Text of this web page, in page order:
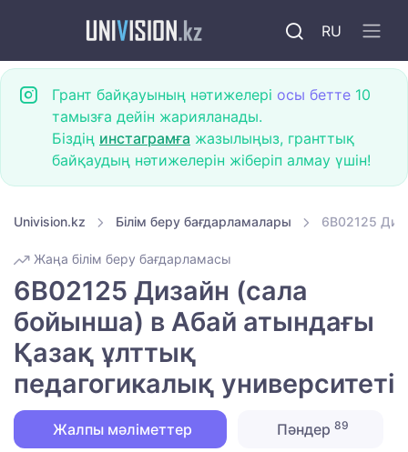
RU
Грант байқауының нәтижелері осы бетте 10
тамызға дейін жарияланады.
Біздің инстаграмға жазылыңыз, гранттық
байқаудың нәтижелерін жіберіп алмау үшін!
Univision.kz Білім беру бағдарламалары 6B02125
Жаңа білім беру бағдарламасы
6B02125 Дизайн (сала
бойынша) в Абай атындағы
Қазақ ұлттық
педагогикалық университеті
Жалпы мәліметтер Пәндер 89